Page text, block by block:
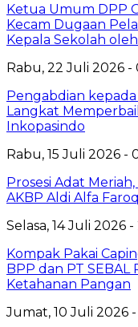
Ketua Umum DPP
Kecam Dugaan
Kepala Sekolah
Rabu, 22 Juli 2026 -
Pengabdian kepada
Langkat
Inkopasindo
Rabu, 15 Juli 2026 -
Prosesi Adat
AKBP Aldi Alfa
Selasa, 14 Juli 2026
Kompak Pakai
BPP dan PT
Ketahanan Pangan
Jumat, 10 Juli 2026 -